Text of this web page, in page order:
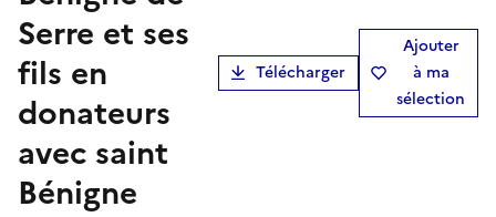
Serre et ses
fils en
donateurs
avec saint
Bénigne
Télécharger
Ajouter
à ma
sélection